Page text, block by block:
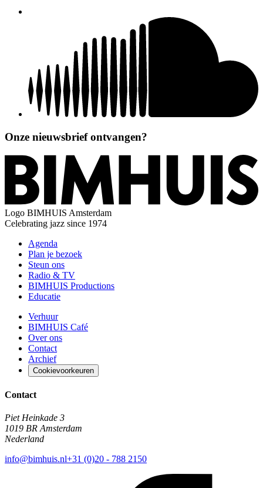
Onze nieuwsbrief ontvangen?
Logo BIMHUIS Amsterdam
Celebrating jazz since 1974
Agenda
Plan je bezoek
Steun ons
Radio & TV
BIMHUIS Productions
Educatie
Verhuur
BIMHUIS Café
Over ons
Contact
Archief
Cookievoorkeuren
Contact
Piet Heinkade 3
1019 BR Amsterdam
Nederland
info@bimhuis.nl+31 (0)20 - 788 2150